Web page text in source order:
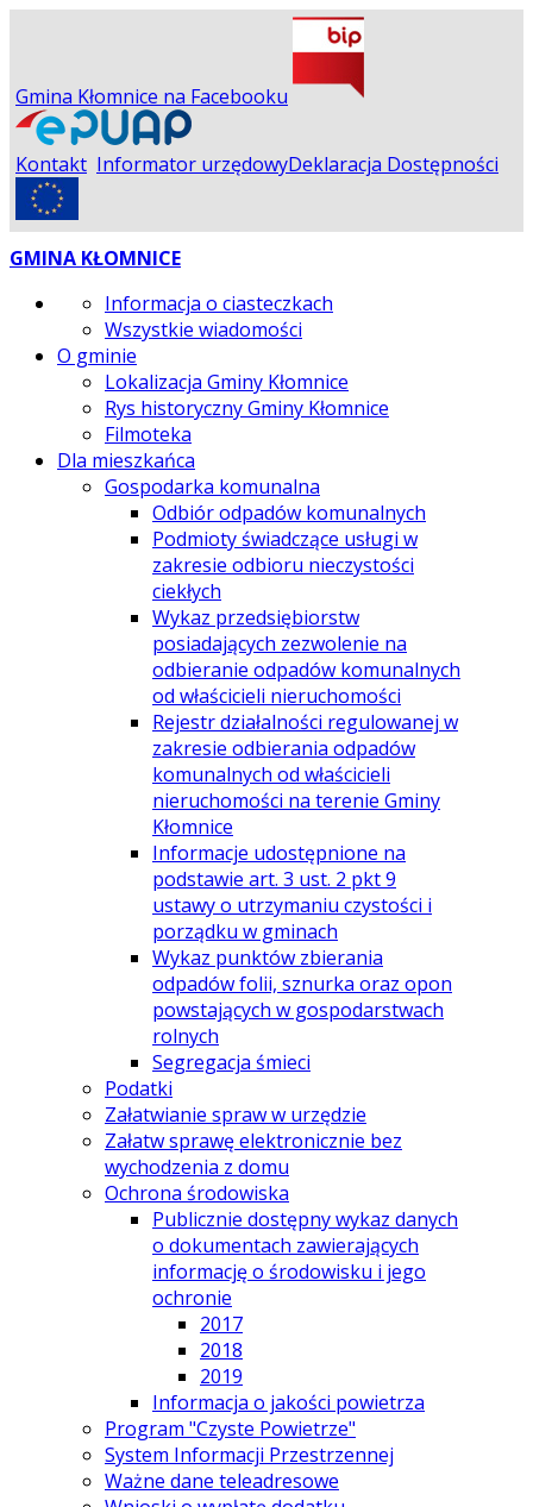
Gmina Kłomnice na Facebooku
Kontakt Informator urzędowyDeklaracja Dostępności
GMINA KŁOMNICE
Informacja o ciasteczkach
Wszystkie wiadomości
O gminie
Lokalizacja Gminy Kłomnice
Rys historyczny Gminy Kłomnice
Filmoteka
Dla mieszkańca
Gospodarka komunalna
Odbiór odpadów komunalnych
Podmioty świadczące usługi w
zakresie odbioru nieczystości
ciekłych
Wykaz przedsiębiorstw
posiadających zezwolenie na
odbieranie odpadów komunalnych
od właścicieli nieruchomości
Rejestr działalności regulowanej w
zakresie odbierania odpadów
komunalnych od właścicieli
nieruchomości na terenie Gminy
Kłomnice
Informacje udostępnione na
podstawie art. 3 ust. 2 pkt 9
ustawy o utrzymaniu czystości i
porządku w gminach
Wykaz punktów zbierania
odpadów folii, sznurka oraz opon
powstających w gospodarstwach
rolnych
Segregacja śmieci
Podatki
Załatwianie spraw w urzędzie
Załatw sprawę elektronicznie bez
wychodzenia z domu
Ochrona środowiska
Publicznie dostępny wykaz danych
o dokumentach zawierających
informację o środowisku i jego
ochronie
2017
2018
2019
Informacja o jakości powietrza
Program "Czyste Powietrze"
System Informacji Przestrzennej
Ważne dane teleadresowe